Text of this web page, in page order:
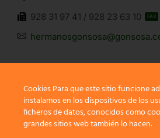
928 31 97 41 / 928 23 63 10
FAX
SÍGUENOS
Cookies Para que este sitio funcione
instalamos en los dispositivos de los
ficheros de datos, conocidos como
grandes sitios web también lo hacen.